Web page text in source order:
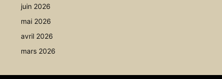
juin 2026
mai 2026
avril 2026
mars 2026